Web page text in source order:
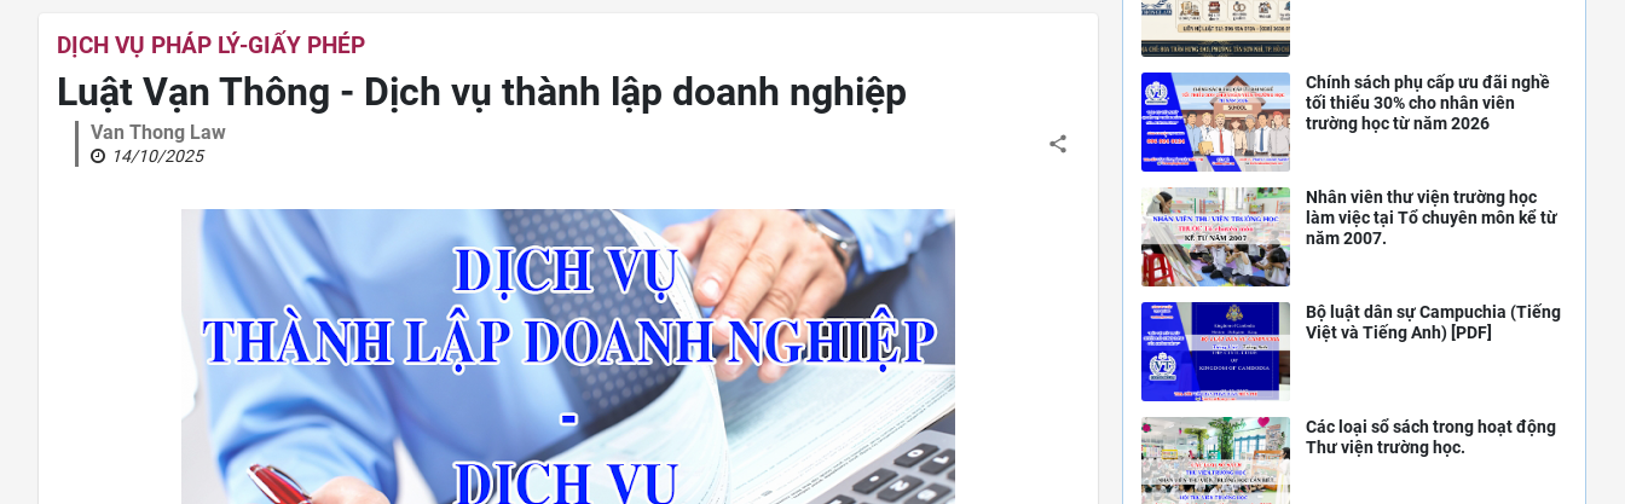
DỊCH VỤ PHÁP LÝ-GIẤY PHÉP
Luật Vạn Thông - Dịch vụ thành lập doanh nghiệp
Van Thong Law
14/10/2025
Chính sách phụ cấp ưu đãi nghề
tối thiểu 30% cho nhân viên
trường học từ năm 2026
Nhân viên thư viện trường học
làm việc tại Tổ chuyên môn kể từ
năm 2007.
Bộ luật dân sự Campuchia (Tiếng
Việt và Tiếng Anh) [PDF]
Các loại sổ sách trong hoạt động
Thư viện trường học.